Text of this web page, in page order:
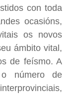
con toda
ocasións,
os novos
ámbito vital,
de feísmo. A
número de